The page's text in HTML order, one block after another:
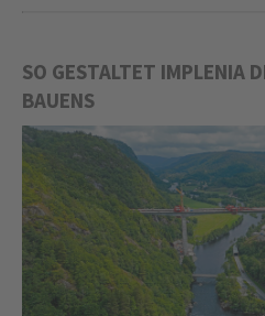
SO GESTALTET IMPLENIA
BAUENS